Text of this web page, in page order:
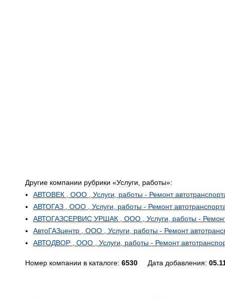
Другие компании рубрики «Услуги, работы»:
АВТОВЕК , ООО , Услуги, работы - Ремонт
АВТОГАЗ , ООО , Услуги, работы - Ремонт
АВТОГАЗСЕРВИС УРШАК , ООО , Услуги, работы - Ремонт
АвтоГАЗцентр , ООО , Услуги, работы - Ремонт
АВТОДВОР , ООО , Услуги, работы - Ремонт
Номер компании в каталоге: 6530 Дата добавления: